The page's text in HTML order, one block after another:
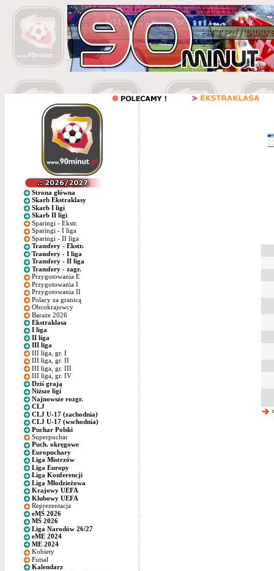
Strona główna
Skarb Ekstraklasy
Skarb I ligi
Skarb II ligi
Sparingi - Ekstr.
Sparingi - I liga
Sparingi - II liga
Transfery - Ekstr.
Transfery - I liga
Transfery - II liga
Transfery - zagr.
Przygotowania E
Przygotowania I
Przygotowania II
Polacy za granicą
Obcokrajowcy
Baraże 2026
Ekstraklasa
I liga
II liga
III liga
III liga, gr. I
III liga, gr. II
III liga, gr. III
III liga, gr. IV
Dziś grają
Niższe ligi
Najnowsze rozgr.
CLJ
CLJ U-17 (zachodnia)
CLJ U-17 (wschodnia)
Puchar Polski
Superpuchar
Puch. okręgowe
Europuchary
Liga Mistrzów
Liga Europy
Liga Konferencji
Liga Młodzieżowa
Krajowy UEFA
Klubowy UEFA
Reprezentacja
eMŚ 2026
MŚ 2026
Liga Narodów 26/27
eME 2024
ME 2024
Kobiety
Futsal
Kalendarz